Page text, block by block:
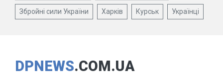
Збройні сили України Харків Курськ Українці
DPNEWS.COM.UA